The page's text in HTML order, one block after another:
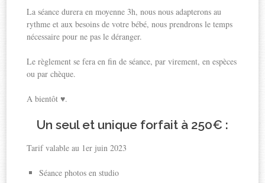
La séance durera en moyenne 3h, nous nous adapterons au
rythme et aux besoins de votre bébé, nous prendrons le temps
nécessaire pour ne pas le déranger.
Le règlement se fera en fin de séance, par virement, en espèces
ou par chèque.
A bientôt ♥.
Un seul et unique forfait à 250€ :
Tarif valable au 1er juin 2023
Séance photos en studio